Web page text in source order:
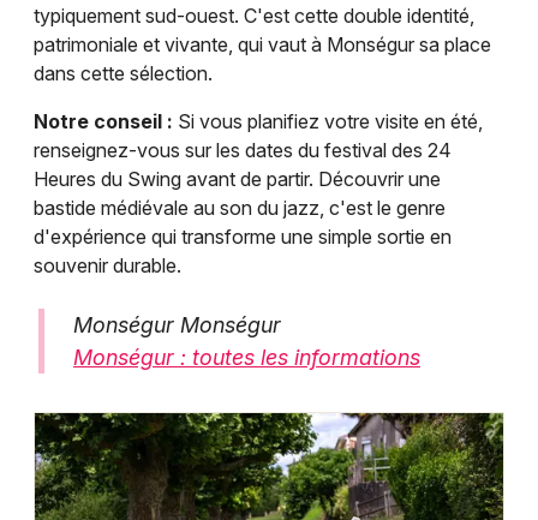
typiquement sud-ouest. C'est cette double identité,
patrimoniale et vivante, qui vaut à Monségur sa place
dans cette sélection.
Notre conseil : Si vous planifiez votre visite en été,
renseignez-vous sur les dates du festival des 24
Heures du Swing avant de partir. Découvrir une
bastide médiévale au son du jazz, c'est le genre
d'expérience qui transforme une simple sortie en
souvenir durable.
Monségur Monségur
Monségur : toutes les informations